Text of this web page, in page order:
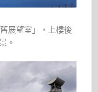
展望室」，上樓後
。